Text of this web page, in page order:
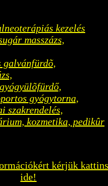
kezelés
masszázs,
galvánfürdõ,
gyógytorna,
szakrendelés,
kozmetika, pedikûr
kérjük
ide!